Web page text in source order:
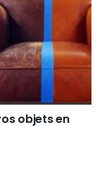
objets en